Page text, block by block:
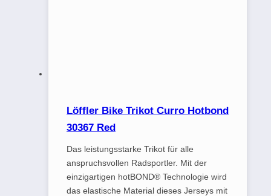
Löffler Bike Trikot Curro Hotbond
30367 Red
Das leistungsstarke Trikot für alle
anspruchsvollen Radsportler. Mit der
einzigartigen hotBOND® Technologie wird
das elastische Material dieses Jerseys mit